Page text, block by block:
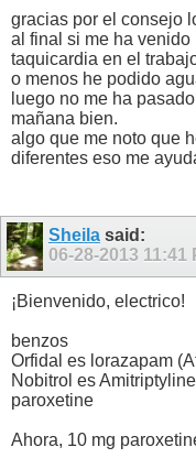
gracias por el consejo
al final si me ha
taquicardia en el
o menos he podido
luego no me ha
mañana bien.
algo que me noto que
diferentes eso me
Sheila said:
06-28-2013 11:41
¡Bienvenido, electrico!
benzos
Orfidal es lorazapam
Nobitrol es
paroxetine
Ahora, 10 mg